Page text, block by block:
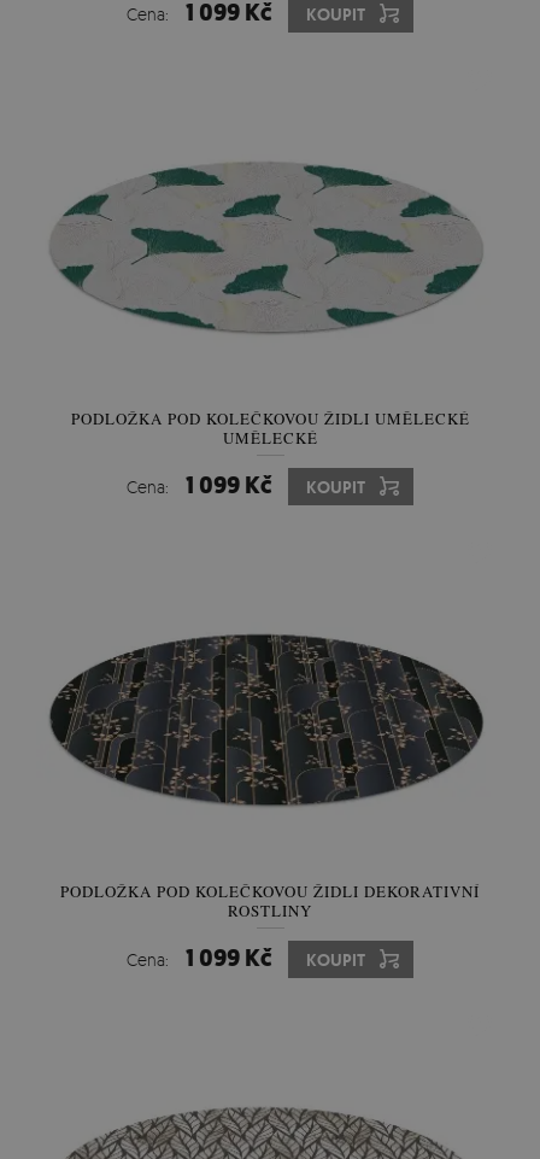
Cena: 1 099 Kč KOUPIT
PODLOŽKA POD KOLEČKOVOU ŽIDLI UMĚLECKÉ
UMĚLECKÉ
Cena: 1 099 Kč KOUPIT
PODLOŽKA POD KOLEČKOVOU ŽIDLI DEKORATIVNÍ
ROSTLINY
Cena: 1 099 Kč KOUPIT